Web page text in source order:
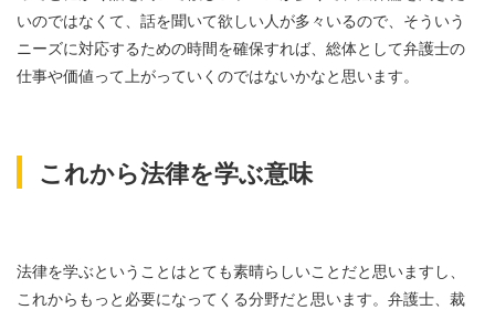
いのではなくて、話を聞いて欲しい人が多々いるので、そういう
ニーズに対応するための時間を確保すれば、総体として弁護士の
仕事や価値って上がっていくのではないかなと思います。
これから法律を学ぶ意味
法律を学ぶということはとても素晴らしいことだと思いますし、
これからもっと必要になってくる分野だと思います。弁護士、裁